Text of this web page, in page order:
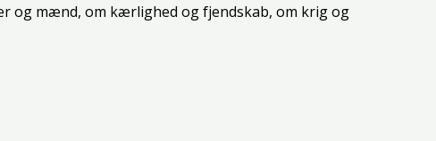
og mænd, om kærlighed og fjendskab, om krig og